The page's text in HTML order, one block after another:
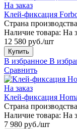
На заказ
Клей-фиксация
Страна
Наличие товара: На
12 580 руб./шт
Купить
В избранное В
Сравнить
На заказ
Клей-фиксация
Страна
Наличие товара: На
7 980 руб./шт